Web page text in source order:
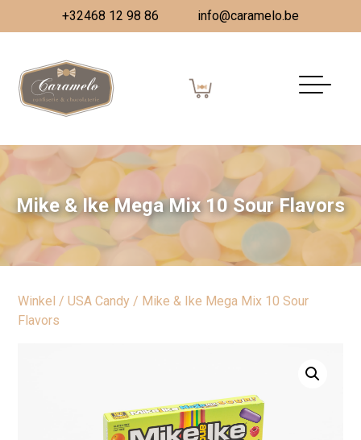
+32468 12 98 86 info@caramelo.be
Mike & Ike Mega Mix 10 Sour Flavors
Winkel /USA Candy / Mike & Ike Mega Mix 10 Sour
Flavors